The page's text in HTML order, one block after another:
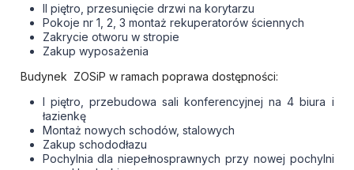
II piętro, przesunięcie drzwi na korytarzu
Pokoje nr 1, 2, 3 montaż rekuperatorów ściennych
Zakrycie otworu w stropie
Zakup wyposażenia
Budynek ZOSiP w ramach poprawa dostępności:
I piętro, przebudowa sali konferencyjnej na 4 biura i
łazienkę
Montaż nowych schodów, stalowych
Zakup schododłazu
Pochylnia dla niepełnosprawnych przy nowej pochylni